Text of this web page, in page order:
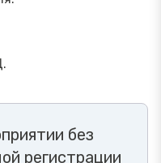
без
регистрации